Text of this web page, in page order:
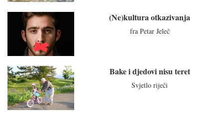
(Ne)kultura otkazivanja
fra Petar Jeleč
Bake i djedovi nisu teret
Svjetlo riječi